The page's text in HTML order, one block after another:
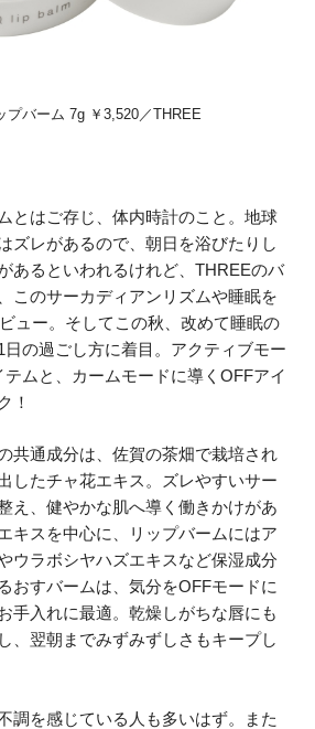
プバーム 7g ￥3,520／THREE
とはご存じ、体内時計のこと。地球
ズレがあるので、朝日を浴びたりし
あるといわれるけれど、THREEのバ
このサーカディアンリズムや睡眠を
ュー。そしてこの秋、改めて睡眠の
の過ごし方に着目。アクティブモー
テムと、カームモードに導くOFFアイ
！
共通成分は、佐賀の茶畑で栽培され
したチャ花エキス。ズレやすいサー
え、健やかな肌へ導く働きかけがあ
キスを中心に、リップバームにはア
ウラボシヤハズエキスなど保湿成分
おすバームは、気分をOFFモードに
手入れに最適。乾燥しがちな唇にも
、翌朝までみずみずしさもキープし
調を感じている人も多いはず。また